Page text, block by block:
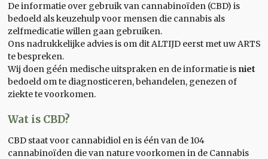
De informatie over gebruik van cannabinoïden (CBD) is
bedoeld als keuzehulp voor mensen die cannabis als
zelfmedicatie willen gaan gebruiken.
Ons nadrukkelijke advies is om dit ALTIJD eerst met uw ARTS
te bespreken.
Wij doen géén medische uitspraken en de informatie is niet
bedoeld om te diagnosticeren, behandelen, genezen of
ziekte te voorkomen.
Wat is CBD?
CBD staat voor cannabidiol en is één van de 104
cannabinoïden die van nature voorkomen in de Cannabis